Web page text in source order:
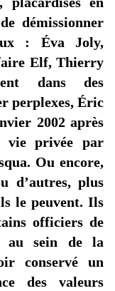
démissionner
: Éva Joly,
Elf, Thierry
dans des
perplexes, Éric
2002 après
vie privée par
Ou encore,
d’autres, plus
le peuvent. Ils
officiers de
au sein de la
conservé un
des valeurs